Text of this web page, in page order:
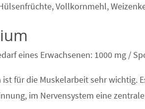
Vollkornmehl,
eines Erwachsenen: 1000 mg /
ist für die Muskelarbeit sehr wichtig.
im Nervensystem eine